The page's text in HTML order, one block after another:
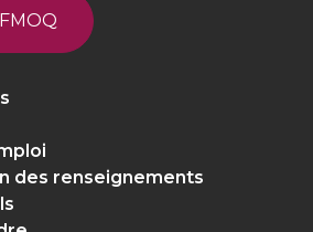
des renseignements